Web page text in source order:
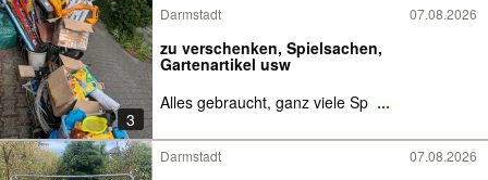
3
Darmstadt 07.08.2026
zu verschenken, Spielsachen,
Gartenartikel usw
Alles gebraucht, ganz viele Sp ...
Darmstadt 07.08.2026